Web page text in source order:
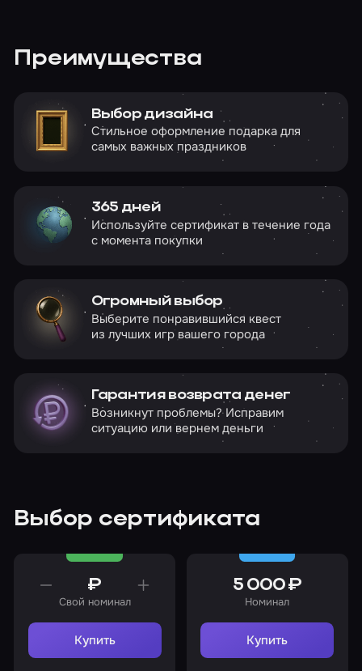
Преимущества
Выбор дизайна
Стильное оформление подарка для
самых важных праздников
365 дней
Используйте сертификат в течение года
с момента покупки
Огромный выбор
Выберите понравившийся квест
из лучших игр вашего города
Гарантия возврата денег
Возникнут проблемы? Исправим
ситуацию или вернем деньги
Выбор сертификата
₽
Свой номинал
Купить
5 000 ₽
Номинал
Купить